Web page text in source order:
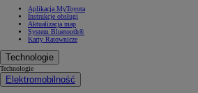
Aplikacja MyToyota
Instrukcje obsługi
Aktualizacja map
System Bluetooth®
Karty Ratownicze
Technologie
Technologie
Elektromobilność